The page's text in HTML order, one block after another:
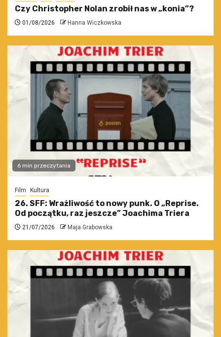
Czy Christopher Nolan zrobił nas w „konia”?
01/08/2026 Hanna Wiczkowska
6 min przeczytania
Film Kultura
26. SFF: Wrażliwość to nowy punk. O „Reprise.
Od początku, raz jeszcze” Joachima Triera
21/07/2026 Maja Grabowska